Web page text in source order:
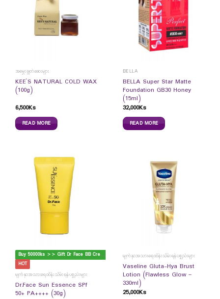
အမွှေးချွတ်ဆေးများ
KEE`S NATURAL COLD WAX
(100g)
6,500Ks
READ MORE
BELLA
BELLA Super Star Matte
Foundation GB30 Honey
(15ml)
32,000Ks
READ MORE
B
uy 50000ks >> Gift Dr Face BB Cream
HOT
မျက်နှာအသားရေထိန်းသိမ်းရန်ပစ္စည်းများ
Dr.Face Sun Essence SPf
50+ PA++++ (30g)
မျက်နှာအသားရေထိန်းသိမ်းရန်ပစ္စည်းများ
Vaseline Gluta-Hya Brust
Lotion (Flawless Glow –
330ml)
25,000Ks